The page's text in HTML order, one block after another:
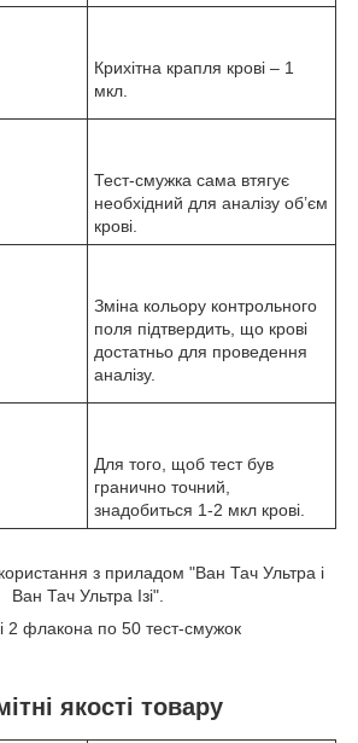
Крихітна крапля крові – 1
мкл.
Тест-смужка сама втягує
необхідний для аналізу об’єм
крові.
Зміна кольору контрольного
поля підтвердить, що крові
достатньо для проведення
аналізу.
Для того, щоб тест був
гранично точний,
знадобиться 1-2 мкл крові.
з приладом "Ван Тач Ультра і
Ван Тач Ультра Ізі".
2 флакона по 50 тест-смужок
якості товару